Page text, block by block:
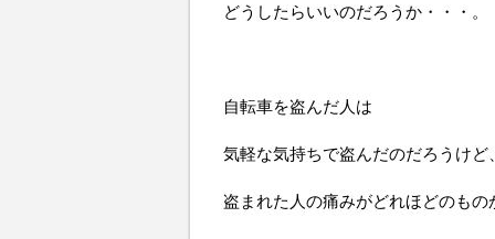
どうしたらいいのだろうか・・・。
自転車を盗んだ人は
気軽な気持ちで盗んだのだろうけど、
盗まれた人の痛みがどれほどのもの